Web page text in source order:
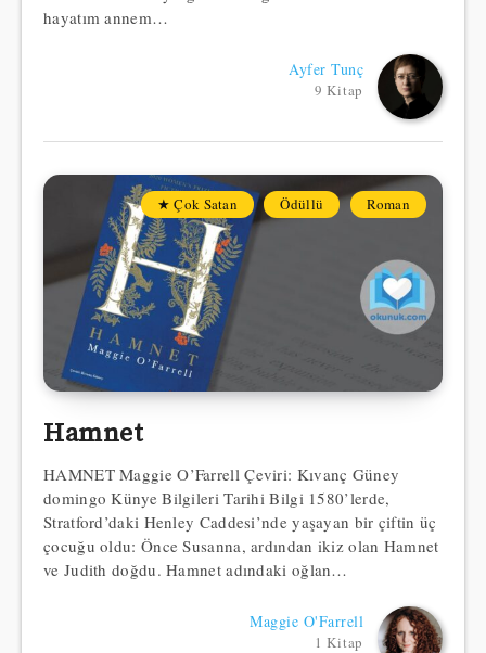
hayatım annem…
Ayfer Tunç
9 Kitap
★ Çok Satan Ödüllü Roman
Hamnet
HAMNET Maggie O’Farrell Çeviri: Kıvanç Güney
domingo Künye Bilgileri Tarihi Bilgi 1580’lerde,
Stratford’daki Henley Caddesi’nde yaşayan bir çiftin üç
çocuğu oldu: Önce Susanna, ardından ikiz olan Hamnet
ve Judith doğdu. Hamnet adındaki oğlan…
Maggie O'Farrell
1 Kitap